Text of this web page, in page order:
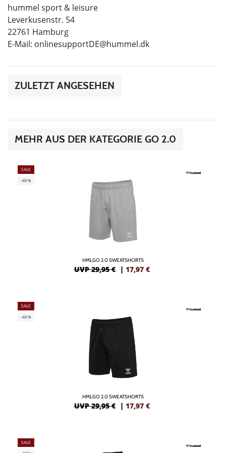
hummel sport & leisure
Leverkusenstr. 54
22761 Hamburg
E-Mail: onlinesupportDE@hummel.dk
ZULETZT ANGESEHEN
MEHR AUS DER KATEGORIE GO 2.0
SALE
-40%
HMLGO 2.0 SWEATSHORTS
UVP 29,95 € | 17,97 €
SALE
-40%
HMLGO 2.0 SWEATSHORTS
UVP 29,95 € | 17,97 €
SALE